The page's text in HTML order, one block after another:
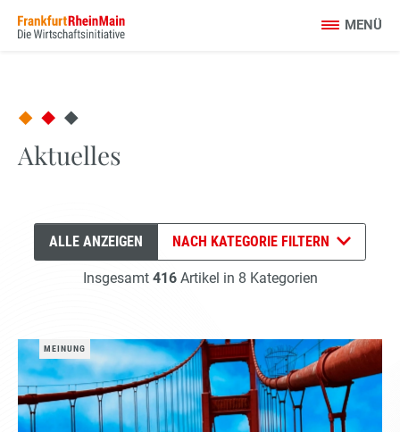
Aktuelles
ALLE ANZEIGEN NACH KATEGORIE FILTERN
Insgesamt 416Artikel in 8 Kategorien
MEINUNG